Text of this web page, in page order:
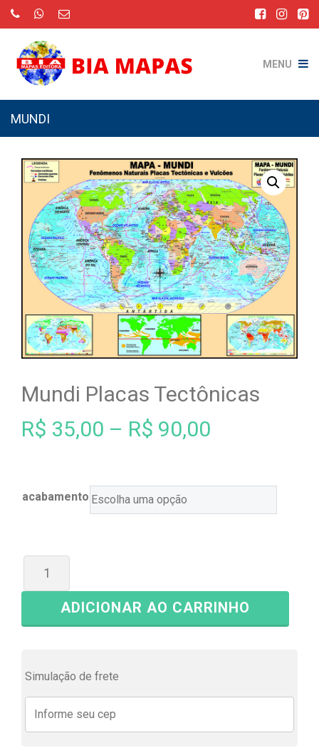
MENU
MUNDI
Mundi Placas Tectônicas
R$ 35,00 – R$ 90,00
acabamento
ADICIONAR AO CARRINHO
Simulação de frete